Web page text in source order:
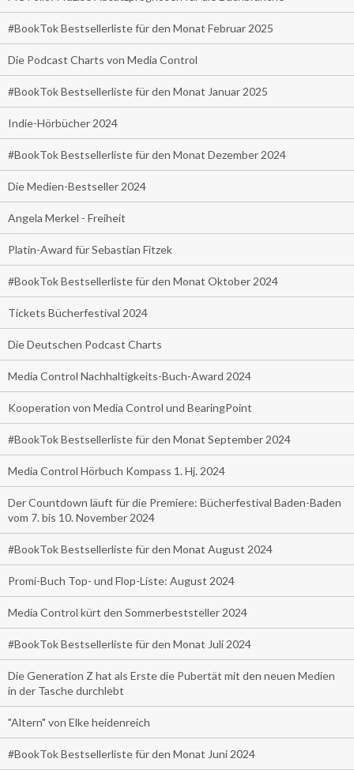
#BookTok Bestsellerliste für den Monat Februar 2025
Die Podcast Charts von Media Control
#BookTok Bestsellerliste für den Monat Januar 2025
Indie-Hörbücher 2024
#BookTok Bestsellerliste für den Monat Dezember 2024
Die Medien-Bestseller 2024
Angela Merkel - Freiheit
Platin-Award für Sebastian Fitzek
#BookTok Bestsellerliste für den Monat Oktober 2024
Tickets Bücherfestival 2024
Die Deutschen Podcast Charts
Media Control Nachhaltigkeits-Buch-Award 2024
Kooperation von Media Control und BearingPoint
#BookTok Bestsellerliste für den Monat September 2024
Media Control Hörbuch Kompass 1. Hj. 2024
Der Countdown läuft für die Premiere: Bücherfestival Baden-Baden
vom 7. bis 10. November 2024
#BookTok Bestsellerliste für den Monat August 2024
Promi-Buch Top- und Flop-Liste: August 2024
Media Control kürt den Sommerbeststeller 2024
#BookTok Bestsellerliste für den Monat Juli 2024
Die Generation Z hat als Erste die Pubertät mit den neuen Medien
in der Tasche durchlebt
"Altern" von Elke heidenreich
#BookTok Bestsellerliste für den Monat Juni 2024